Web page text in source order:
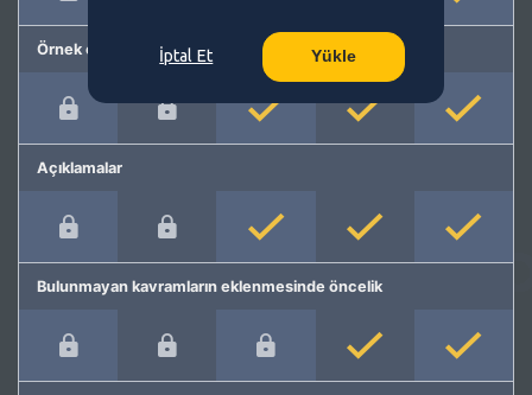
Örnek cümleler
Açıklamalar
Bulunmayan kavramların eklenmesinde öncelik
İptal Et Yükle